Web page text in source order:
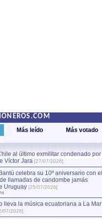
Más leído Más votado
al último exmilitar condenado por
Víctor Jara [27/07/2026]
celebra su 10º aniversario con el
llamadas de candombe jamás
Uruguay [25/07/2026]
lleva la música ecuatoriana a La Mar
07/2026]